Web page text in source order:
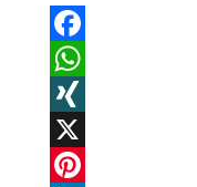
tn
F
a
e
W
h
a
X
X